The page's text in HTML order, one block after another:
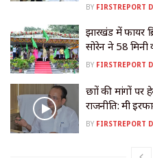
BY FIRSTREPORT
झारखंड में फायर
सोरेन ने 58 मिनी
BY FIRSTREPORT
छात्रों की मांगों
राजनीति: मंत्री
BY FIRSTREPORT